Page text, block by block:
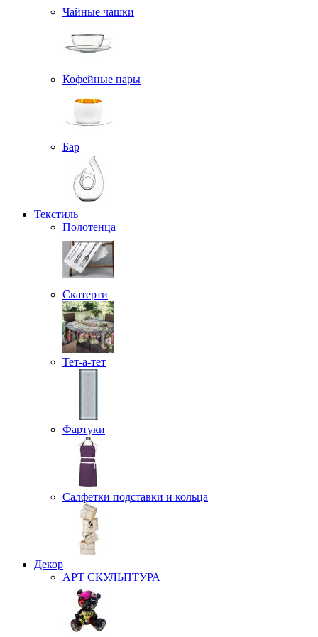
Чайные чашки
Кофейные пары
Бар
Текстиль
Полотенца
Скатерти
Тет-а-тет
Фартуки
Салфетки подставки и кольца
Декор
АРТ СКУЛЬПТУРА